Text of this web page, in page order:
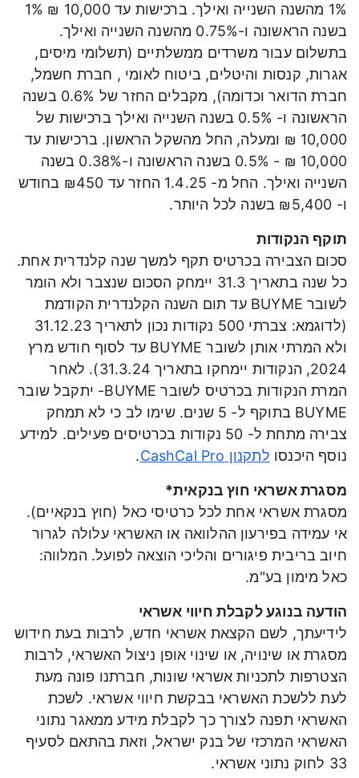
1% מהשנה השנייה ואילך. ברכישות עד 10,000 ₪ 1%
בשנה הראשונה ו-0.75% מהשנה השנייה ואילך.
בתשלום עבור משרדים ממשלתיים (תשלומי מיסים,
אגרות, קנסות והיטלים, ביטוח לאומי , חברת חשמל,
חברת הדואר וכדומה), מקבלים החזר של 0.6% בשנה
הראשונה ו- 0.5% בשנה השנייה ואילך ברכישות של
10,000 ₪ ומעלה, החל מהשקל הראשון. ברכישות עד
10,000 ₪ - 0.5% בשנה הראשונה ו-0.38% בשנה
השנייה ואילך. החל מ- 1.4.25 החזר עד ₪450 בחודש
ו- ₪5,400 בשנה לכל היותר.
תוקף הנקודות
סכום הצבירה בכרטיס תקף למשך שנה קלנדרית אחת.
כל שנה בתאריך 31.3 יימחק הסכום שנצבר ולא הומר
לשובר BUYME עד תום השנה הקלנדרית הקודמת
(לדוגמא: צברתי 500 נקודות נכון לתאריך 31.12.23
ולא המרתי אותן לשובר BUYME עד לסוף חודש מרץ
2024, הנקודות יימחקו בתאריך 31.3.24). לאחר
המרת הנקודות בכרטיס לשובר BUYME- יתקבל שובר
BUYME בתוקף ל- 5 שנים. שימו לב כי לא תמחק
צבירה מתחת ל- 50 נקודות בכרטיסים פעילים. למידע
נוסף היכנסו לתקנון CashCal Pro .
מסגרת אשראי חוץ בנקאית*
מסגרת אשראי אחת לכל כרטיסי כאל (חוץ בנקאיים).
אי עמידה בפירעון ההלוואה או האשראי עלולה לגרור
חיוב בריבית פיגורים והליכי הוצאה לפועל. המלווה:
כאל מימון בע"מ.
הודעה בנוגע לקבלת חיווי אשראי
לידיעתך, לשם הקצאת אשראי חדש, לרבות בעת חידוש
מסגרת או שינויה, או שינוי אופן ניצול האשראי, לרבות
הצטרפות לתכניות אשראי שונות, חברתנו פונה מעת
לעת ללשכת האשראי בבקשת חיווי אשראי. לשכת
האשראי תפנה לצורך כך לקבלת מידע ממאגר נתוני
האשראי המרכזי של בנק ישראל, וזאת בהתאם לסעיף
33 לחוק נתוני אשראי.